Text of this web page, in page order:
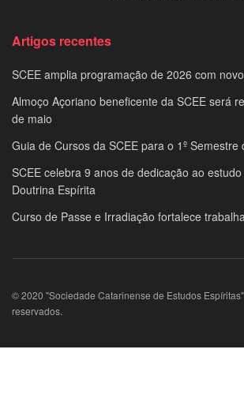
Artigos recentes
SCEE amplia programação de 2026 com
Almoço Açoriano beneficente da SCEE será
de maio
Guia de Cursos da SCEE para o 1º Semestre
SCEE celebra 9 anos de dedicação ao
Doutrina Espírita
Curso de Passe e Irradiação fortalece
© 2020 "Sociedade Catarinense de Estudos
reservados.